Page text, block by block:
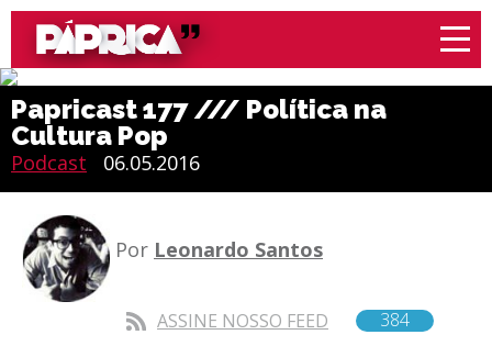
Papricast 177 /// Política na
Cultura Pop
Podcast 06.05.2016
Por Leonardo Santos
ASSINE NOSSO FEED 384